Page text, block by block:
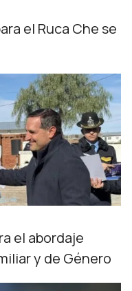
el Ruca Che se
el abordaje
y de Género